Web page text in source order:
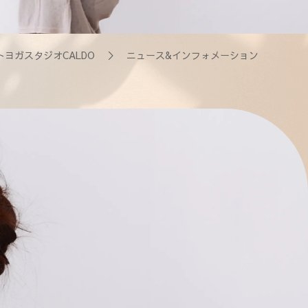
ヨガスタジオCALDO ＞ ニュース&インフォメーション